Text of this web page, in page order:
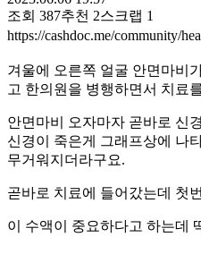
조회 387추천 2스크랩 1
https://cashdoc.me/community/
겨울에 오른쪽 얼굴 안면마비
고 한의원을 병행하면서 치료
안면마비 오자마자 곧바로 신
신경이 죽은게 그래프상에 나
무거워지더라구요.
곧바로 치료에 들어갔는데 첫
이 수액이 중요하다고 하는데